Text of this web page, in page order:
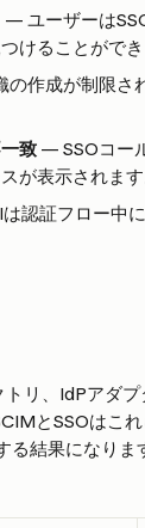
— ユーザーは
けることができ
作成が制限さ
致 — SSOコー
が表示されます
認証フロー中
リ、IdPアダ
とSSOはこ
る結果になりま